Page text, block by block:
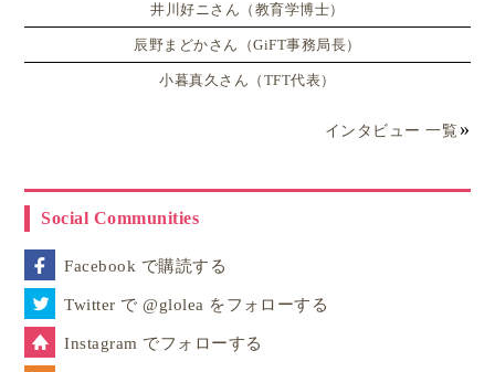
井川好ニさん（教育学博士）
辰野まどかさん（GiFT事務局長）
小暮真久さん（TFT代表）
インタビュー 一覧
Social Communities
Facebook で購読する
Twitter で @glolea をフォローする
Instagram でフォローする